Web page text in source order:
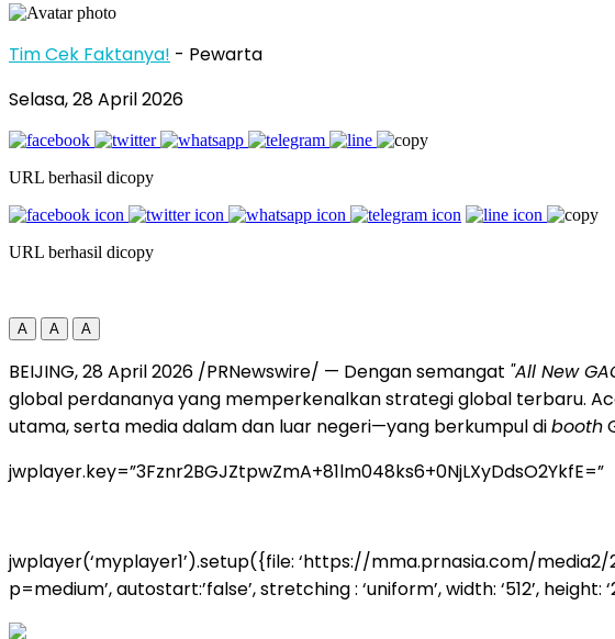
Tim Cek Faktanya! - Pewarta
Selasa, 28 April 2026
URL berhasil dicopy
URL berhasil dicopy
A A A
BEIJING, 28 April 2026 /PRNewswire/ — Dengan semangat "All New
global perdananya yang memperkenalkan strategi global terbaru.
utama, serta media dalam dan luar negeri—yang berkumpul dibooth
jwplayer.key=”3Fznr2BGJZtpwZmA+81lm048ks6+0NjLXyDdsO2YkfE=”
jwplayer(‘myplayer1’).setup({file: ‘https://mma.prnasia.com/
p=medium’, autostart:’false’, stretching : ‘uniform’, width: ‘512’, height: